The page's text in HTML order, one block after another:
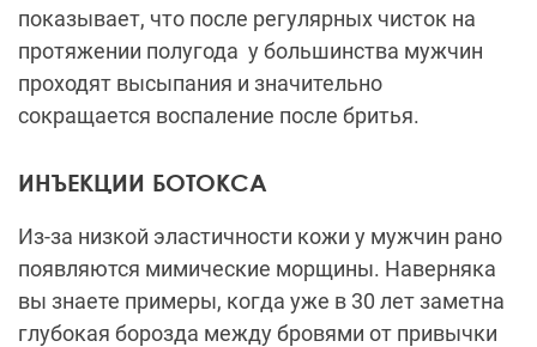
показывает, что после регулярных чисток на
протяжении полугода у большинства мужчин
проходят высыпания и значительно
сокращается воспаление после бритья.
ИНЪЕКЦИИ БОТОКСА
Из-за низкой эластичности кожи у мужчин рано
появляются мимические морщины. Наверняка
вы знаете примеры, когда уже в 30 лет заметна
глубокая борозда между бровями от привычки